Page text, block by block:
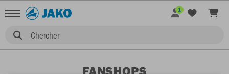
Chercher
1
FANSHOPS